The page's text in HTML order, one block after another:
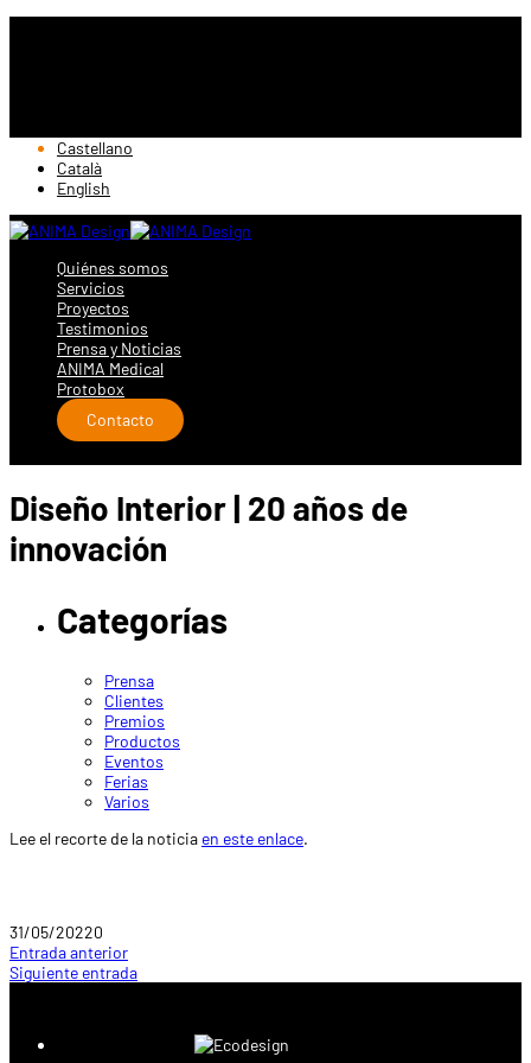
Castellano
Català
English
Quiénes somos
Servicios
Proyectos
Testimonios
Prensa y Noticias
ANIMA Medical
Protobox
Contacto
Diseño Interior | 20 años de
innovación
Categorías
Prensa
Clientes
Premios
Productos
Eventos
Ferias
Varios
Lee el recorte de la noticia en este enlace.
31/05/20220
Entrada anterior
Siguiente entrada